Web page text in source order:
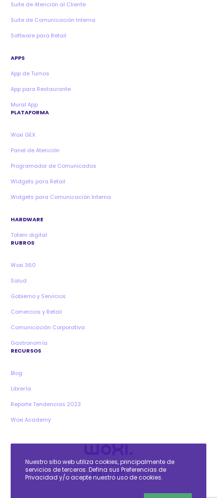
Suite de Atención al Cliente
Suite de Comunicación Interna
Software para Retail
APPS
App de Turnos
App para Restaurante
Mural App
PLATAFORMA
Woxi GEX
Panel de Atención
Programador de Comunicados
Widgets para Retail
Widgets para Comunicación Interna
HARDWARE
Totem digital
RUBROS
Woxi 360
Salud
Gobierno y Servicios
Comercios y Retail
Comunicación Corporativa
Gastronomía
RECURSOS
Blog
Librería
Reporte Tendencias 2023
Woxi Academy
WOXI © 2026
Facebook InstagramLinkedIn
Nuestro sitio web utiliza cookies, principalmente de
servicios de terceros. Defina sus Preferencias de
Privacidad y/o acepte nuestro uso de cookies.